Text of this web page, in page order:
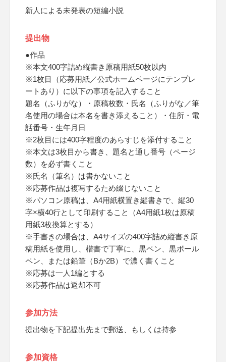
新人による未発表の短編小説
提出物
●作品
※本文400字詰め縦書き原稿用紙50枚以内
※1枚目（応募用紙／公式ホームページにテンプレ
ートあり）に以下の事項を記入すること
題名（ふりがな）・原稿枚数・氏名（ふりがな／筆
名使用の場合は本名を書き添えること）・住所・電
話番号・生年月日
※2枚目には400字程度のあらすじを添付すること
※本文は3枚目から書き、題名と通し番号（ページ
数）を必ず書くこと
※氏名（筆名）は書かないこと
※応募作品は複写するため綴じないこと
※パソコン原稿は、A4用紙横置き縦書きで、縦30
字×横40行として印刷すること（A4用紙1枚は原稿
用紙3枚換算とする）
※手書きの場合は、A4サイズの400字詰め縦書き原
稿用紙を使用し、楷書で丁寧に、黒ペン、黒ボール
ペン、または鉛筆（Bか2B）で濃く書くこと
※応募は一人1編とする
※応募作品は返却不可
参加方法
提出物を下記提出先まで郵送、もしくは持参
参加資格